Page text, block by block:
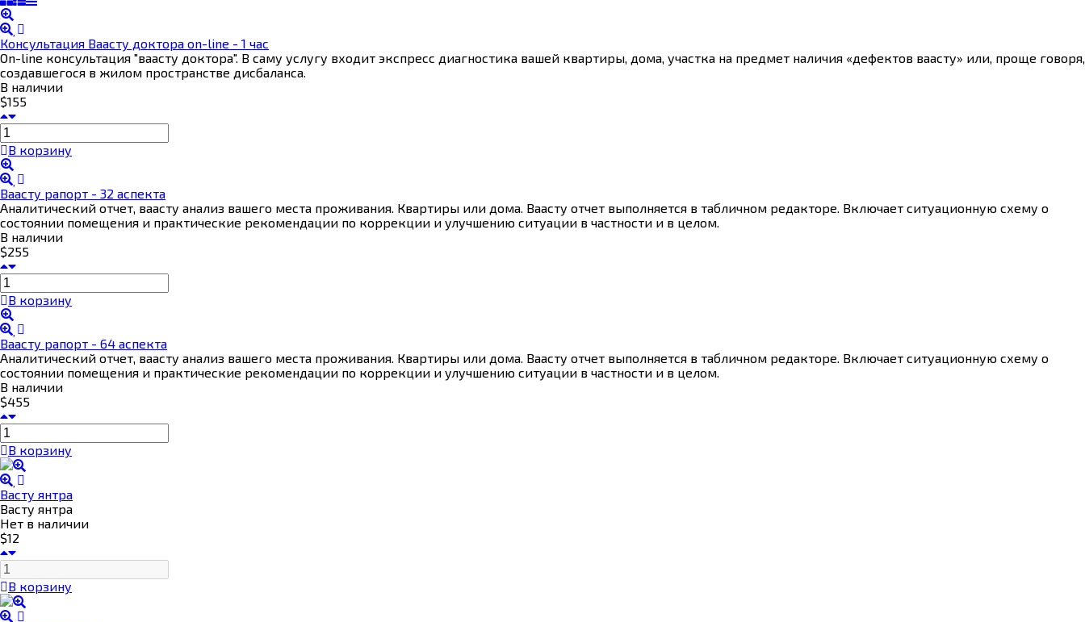
Консультация Ваасту доктора on-line - 1 час
On-line консультация "ваасту доктора". В саму услугу входит экспресс диагностика вашей квартиры, дома, участка на предмет наличия «дефектов ваасту» или, проще говоря,
создавшегося в жилом пространстве дисбаланса.
В наличии
$155
В корзину
Ваасту рапорт - 32 аспекта
Аналитический отчет, ваасту анализ вашего места проживания. Квартиры или дома. Ваасту отчет выполняется в табличном редакторе. Включает ситуационную схему о
состоянии помещения и практические рекомендации по коррекции и улучшению ситуации в частности и в целом.
В наличии
$255
В корзину
Ваасту рапорт - 64 аспекта
Аналитический отчет, ваасту анализ вашего места проживания. Квартиры или дома. Ваасту отчет выполняется в табличном редакторе. Включает ситуационную схему о
состоянии помещения и практические рекомендации по коррекции и улучшению ситуации в частности и в целом.
В наличии
$455
В корзину
Васту янтра
Васту янтра
Нет в наличии
$12
В корзину